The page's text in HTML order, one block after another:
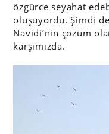
özgürce seyahat
oluşuyordu. Şimdi de
Navidi’nin çözüm
karşımızda.